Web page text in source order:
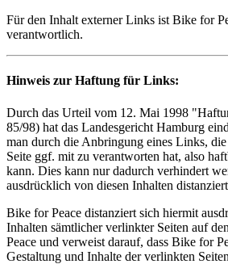
Für den Inhalt externer Links ist Bike for
verantwortlich.
Hinweis zur Haftung für Links:
Durch das Urteil vom 12. Mai 1998
85/98) hat das Landesgericht Hamburg
man durch die Anbringung eines Links,
Seite ggf. mit zu verantworten hat, also
kann. Dies kann nur dadurch verhindert
ausdrücklich von diesen Inhalten
Bike for Peace distanziert sich hiermit
Inhalten sämtlicher verlinkter Seiten auf
Peace und verweist darauf, dass Bike for
Gestaltung und Inhalte der verlinkten